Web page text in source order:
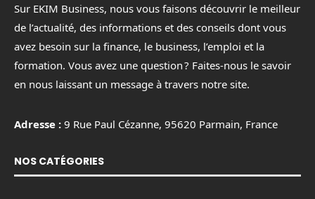
Sur EKIM Business, nous vous faisons découvrir le meilleur
de l’actualité, des informations et des conseils dont vous
avez besoin sur la finance, le business, l’emploi et la
formation. Vous avez une question ? Faites-nous le savoir
en nous laissant un message à travers notre site.
Adresse : 9 Rue Paul Cézanne, 95620 Parmain, France
NOS CATÉGORIES